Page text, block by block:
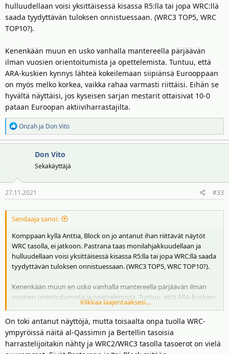
hulluudellaan voisi yksittäisessä kisassa R5:lla tai jopa WRC:llä
saada tyydyttävän tuloksen onnistuessaan. (WRC3 TOP5, WRC
TOP10?).
Kenenkään muun en usko vanhalla mantereella pärjäävän
ilman vuosien orientoitumista ja opettelemista. Tuntuu, että
ARA-kuskien kynnys lähteä kokeilemaan siipiänsä Eurooppaan
on myös melko korkea, vaikka rahaa varmasti riittäisi. Eihän se
hyvältä näyttäisi, jos kyseisen sarjan mestarit ottaisivat 10-0
pataan Euroopan aktiiviharrastajilta.
R
e
a
o
t
Onzah ja Don Vito
Don Vito
Sekakäyttäjä
27.11.2021 #33
Sendaaja sanoi:
Komppaan kyllä Anttia, Block on jo antanut ihan riittävät näytöt
WRC tasolla, ei jatkoon. Pastrana taas monilahjakkuudellaan ja
hulluudellaan voisi yksittäisessä kisassa R5:lla tai jopa WRC:llä saada
tyydyttävän tuloksen onnistuessaan. (WRC3 TOP5, WRC TOP10?).
Kenenkään muun en usko vanhalla mantereella pärjäävän ilman
vuosien orientoitumista ja opettelemista. Tuntuu, että ARA-kuskien
kynnys lähteä kokeilemaan siipiänsä Eurooppaan on myös melko
korkea, vaikka rahaa varmasti riittäisi. Eihän se hyvältä näyttäisi, jos
kyseisen sarjan mestarit ottaisivat 10-0 pataan Euroopan
aktiiviharrastajilta.
Klikkaa laajentaaksesi...
On toki antanut näyttöjä, mutta toisaalta onpa tuolla WRC-
ympyröissä näitä al-Qassimin ja Bertellin tasoisia
harrastelijoitakin nähty ja WRC2/WRC3 tasolla tasoerot on vielä